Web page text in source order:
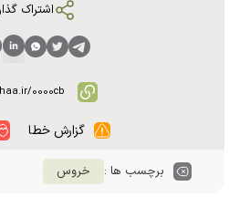
اشتراک
گزارش خطا
برچسب ها : خروس